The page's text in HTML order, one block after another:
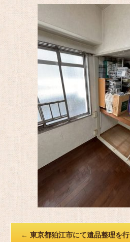
← 東京都狛江市にて遺品整理を行